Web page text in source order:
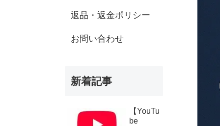
返品・返金ポリシー
お問い合わせ
新着記事
【YouTu
be